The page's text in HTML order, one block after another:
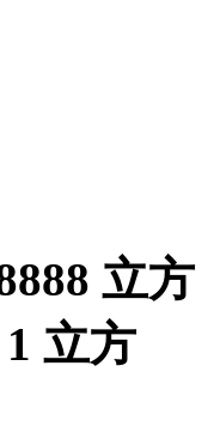
立方
立方